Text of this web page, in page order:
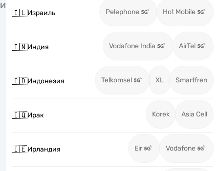
И
🇮🇱Израиль Pelephone Hot Mobile
🇮🇳Индия Vodafone India AirTel
🇮🇩Индонезия Telkomsel XL Smartfren
🇮🇶Ирак Korek Asia Cell
🇮🇪Ирландия Eir Vodafone